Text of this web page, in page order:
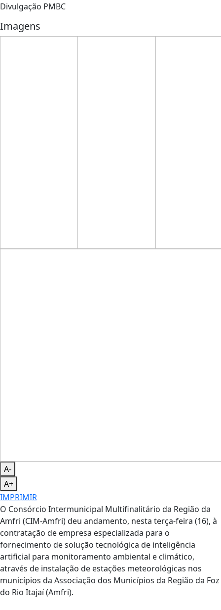
Divulgação PMBC
Imagens
A-
A+
IMPRIMIR
O Consórcio Intermunicipal Multifinalitário da Região da
Amfri (CIM-Amfri) deu andamento, nesta terça-feira (16), à
contratação de empresa especializada para o
fornecimento de solução tecnológica de inteligência
artificial para monitoramento ambiental e climático,
através de instalação de estações meteorológicas nos
municípios da Associação dos Municípios da Região da Foz
do Rio Itajaí (Amfri).